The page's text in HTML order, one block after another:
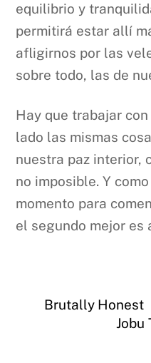
equilibrio y
permitirá estar allí
afligirnos por las
sobre todo, las de
Hay que trabajar
lado las mismas
nuestra paz interior,
no imposible. Y
momento para
el segundo mejor es
Brutally Honest
Jobu